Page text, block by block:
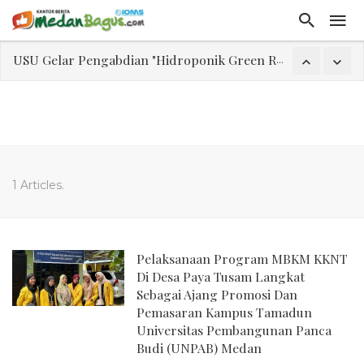
1 Articles.
Pelaksanaan Program MBKM KKNT
Di Desa Paya Tusam Langkat
Sebagai Ajang Promosi Dan
Pemasaran Kampus Tamadun
Universitas Pembangunan Panca
Budi (UNPAB) Medan